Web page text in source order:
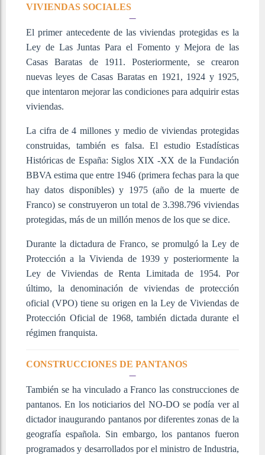
VIVIENDAS SOCIALES
El primer antecedente de las viviendas protegidas es la
Ley de Las Juntas Para el Fomento y Mejora de las
Casas Baratas de 1911. Posteriormente, se crearon
nuevas leyes de Casas Baratas en 1921, 1924 y 1925,
que intentaron mejorar las condiciones para adquirir estas
viviendas.
La cifra de 4 millones y medio de viviendas protegidas
construidas, también es falsa. El estudio Estadísticas
Históricas de España: Siglos XIX -XX de la Fundación
BBVA estima que entre 1946 (primera fechas para la que
hay datos disponibles) y 1975 (año de la muerte de
Franco) se construyeron un total de 3.398.796 viviendas
protegidas, más de un millón menos de los que se dice.
Durante la dictadura de Franco, se promulgó la Ley de
Protección a la Vivienda de 1939 y posteriormente la
Ley de Viviendas de Renta Limitada de 1954. Por
último, la denominación de viviendas de protección
oficial (VPO) tiene su origen en la Ley de Viviendas de
Protección Oficial de 1968, también dictada durante el
régimen franquista.
CONSTRUCCIONES DE PANTANOS
También se ha vinculado a Franco las construcciones de
pantanos. En los noticiarios del NO-DO se podía ver al
dictador inaugurando pantanos por diferentes zonas de la
geografía española. Sin embargo, los pantanos fueron
programados y desarrollados por el ministro de Industria,